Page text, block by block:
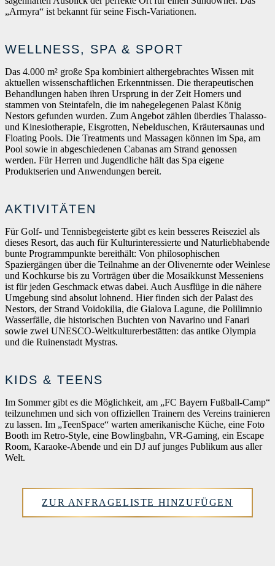
„Armyra“ ist bekannt für seine Fisch-Variationen.
WELLNESS, SPA & SPORT
Das 4.000 m² große Spa kombiniert althergebrachtes Wissen mit
aktuellen wissenschaftlichen Erkenntnissen. Die therapeutischen
Behandlungen haben ihren Ursprung in der Zeit Homers und
stammen von Steintafeln, die im nahegelegenen Palast König
Nestors gefunden wurden. Zum Angebot zählen überdies Thalasso-
und Kinesiotherapie, Eisgrotten, Nebelduschen, Kräutersaunas und
Floating Pools. Die Treatments und Massagen können im Spa, am
Pool sowie in abgeschiedenen Cabanas am Strand genossen
werden. Für Herren und Jugendliche hält das Spa eigene
Produktserien und Anwendungen bereit.
AKTIVITÄTEN
Für Golf- und Tennisbegeisterte gibt es kein besseres Reiseziel als
dieses Resort, das auch für Kulturinteressierte und Naturliebhabende
bunte Programmpunkte bereithält: Von philosophischen
Spaziergängen über die Teilnahme an der Olivenernte oder Weinlese
und Kochkurse bis zu Vorträgen über die Mosaikkunst Messeniens
ist für jeden Geschmack etwas dabei. Auch Ausflüge in die nähere
Umgebung sind absolut lohnend. Hier finden sich der Palast des
Nestors, der Strand Voidokilia, die Gialova Lagune, die Polilimnio
Wasserfälle, die historischen Buchten von Navarino und Fanari
sowie zwei UNESCO-Weltkulturerbestätten: das antike Olympia
und die Ruinenstadt Mystras.
KIDS & TEENS
Im Sommer gibt es die Möglichkeit, am „FC Bayern Fußball-Camp“
teilzunehmen und sich von offiziellen Trainern des Vereins trainieren
zu lassen. Im „TeenSpace“ warten amerikanische Küche, eine Foto
Booth im Retro-Style, eine Bowlingbahn, VR-Gaming, ein Escape
Room, Karaoke-Abende und ein DJ auf junges Publikum aus aller
Welt.
ZUR ANFRAGELISTE HINZUFÜGEN